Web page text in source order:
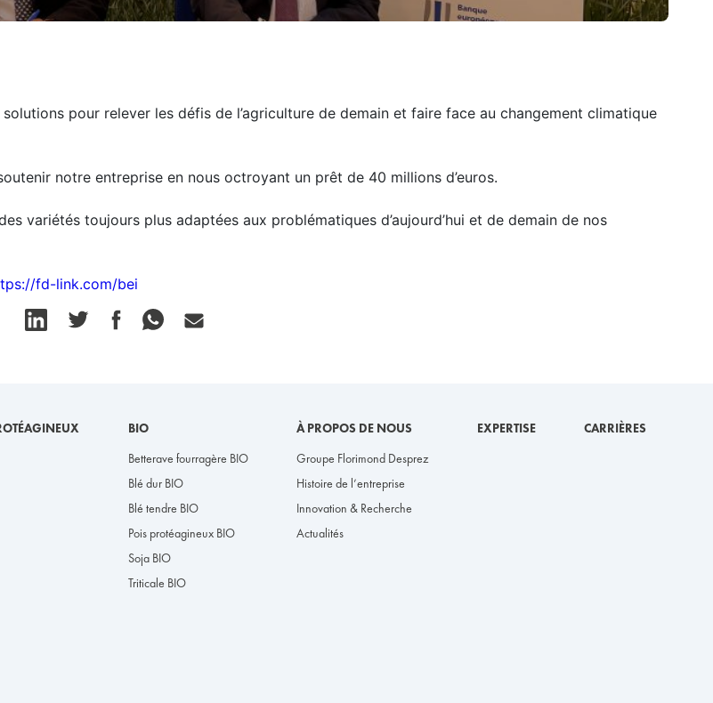
pour relever les défis de l’agriculture de demain et faire face au changement climatique
notre entreprise en nous octroyant un prêt de 40 millions d’euros.
variétés toujours plus adaptées aux problématiques d’aujourd’hui et de demain de nos
fd-link.com/bei
BIO
Betterave fourragère BIO
Blé dur BIO
Blé tendre BIO
Pois protéagineux BIO
Soja BIO
Triticale BIO
À PROPOS DE NOUS
Groupe Florimond Desprez
Histoire de l’entreprise
Innovation & Recherche
Actualités
EXPERTISE CARRIÈRES